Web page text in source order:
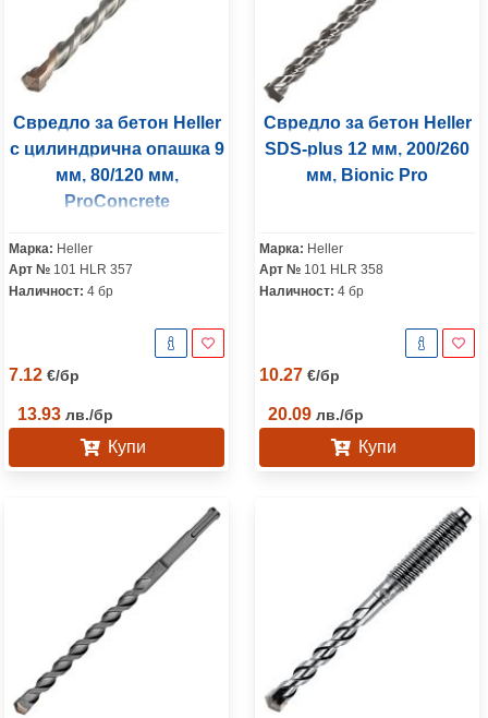
Свредло за бетон Heller
с цилиндрична опашка 9
мм, 80/120 мм,
ProConcrete
Марка: Heller
Арт № 101 HLR 357
Наличност: 4 бр
7.12 €/бр
13.93 лв./бр
Купи
Свредло за бетон Heller
SDS-plus 12 мм, 200/260
мм, Bionic Pro
Марка: Heller
Арт № 101 HLR 358
Наличност: 4 бр
10.27 €/бр
20.09 лв./бр
Купи